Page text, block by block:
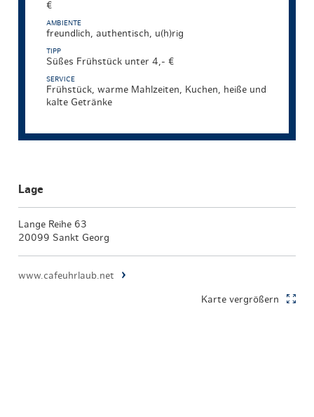
€
AMBIENTE
freundlich, authentisch, u(h)rig
TIPP
Süßes Frühstück unter 4,- €
SERVICE
Frühstück, warme Mahlzeiten, Kuchen, heiße und
kalte Getränke
Lage
Lange Reihe 63
20099 Sankt Georg
www.cafeuhrlaub.net
Karte vergrößern